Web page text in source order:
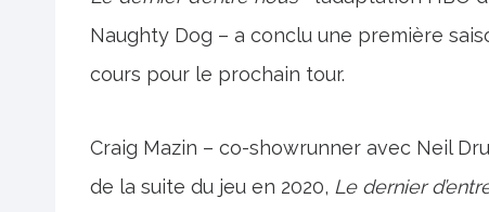
Naughty Dog – a conclu une première
cours pour le prochain tour.
Craig Mazin – co-showrunner avec Neil
de la suite du jeu en 2020, Le dernier